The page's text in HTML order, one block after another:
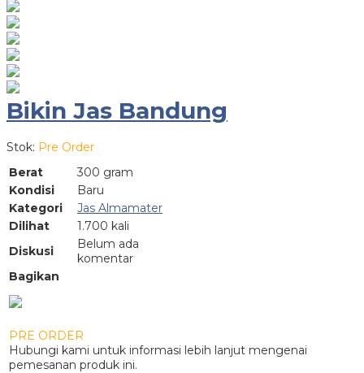
Bikin Jas Bandung
Stok: Pre Order
Berat
300 gram
Kondisi
Baru
Kategori
Jas Almamater
Dilihat
1.700 kali
Diskusi
Belum ada
komentar
Bagikan
PRE ORDER
Hubungi kami untuk informasi lebih lanjut mengenai
pemesanan produk ini.